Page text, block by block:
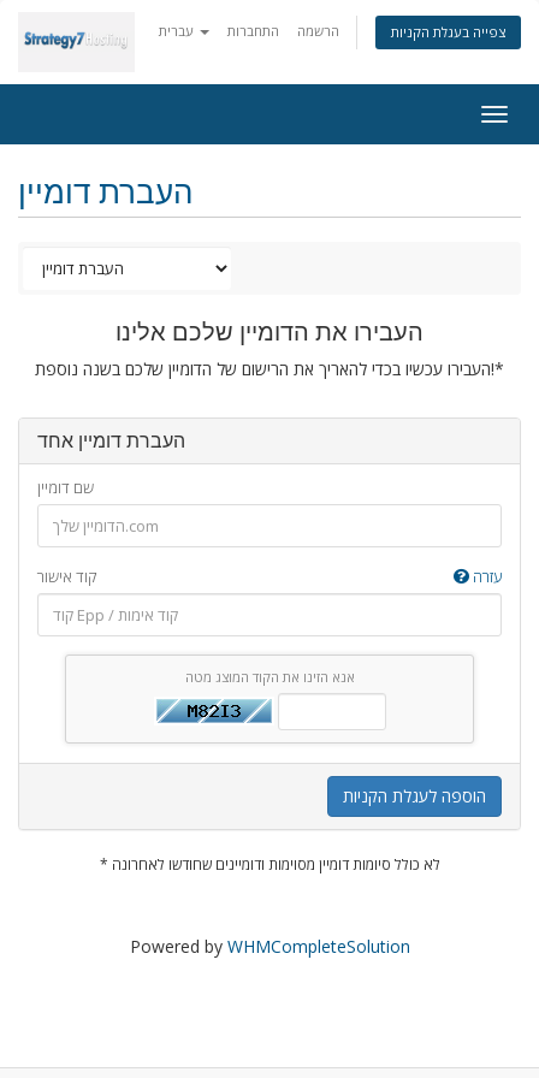
התחברות הרשמה צפייה בעגלת הקניות
העברת דומיין
העבירו את הדומיין שלכם אלינו
העבירו עכשיו בכדי להאריך את הרישום של הדומיין שלכם בשנה נוספת!*
העברת דומיין אחד
שם דומיין
קוד אישור עזרה
אנא הזינו את הקוד המוצג מטה
הוספה לעגלת הקניות
* לא כולל סיומות דומיין מסוימות ודומיינים שחודשו לאחרונה
Powered by WHMCompleteSolution